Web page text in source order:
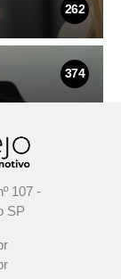
262
374
107 -
SP